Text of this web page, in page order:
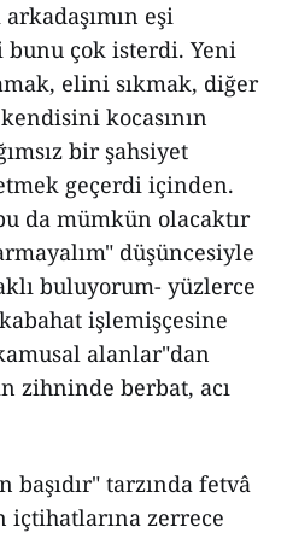
eşi
bunu çok isterdi. Yeni
elini sıkmak, diğer
kocasının
bir şahsiyet
geçerdi içinden.
da mümkün olacaktır
düşüncesiyle
buluyorum- yüzlerce
işlemişçesine
alanlar"dan
zihninde berbat, acı
başıdır" tarzında fetvâ
içtihatlarına zerrece